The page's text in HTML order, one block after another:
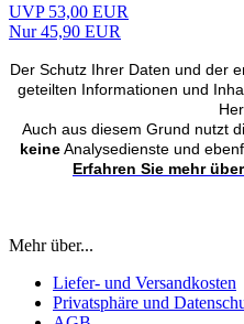
UVP 53,00 EUR
Nur 45,90 EUR
Der Schutz Ihrer Daten und der
geteilten Informationen und
Auch aus diesem Grund nutzt
keineAnalysedienste und
Erfahren Sie mehr
Mehr über...
Liefer- und Versandkosten
Privatsphäre und